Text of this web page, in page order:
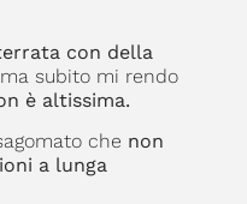
con della
subito mi rendo
è altissima.
che non
a lunga